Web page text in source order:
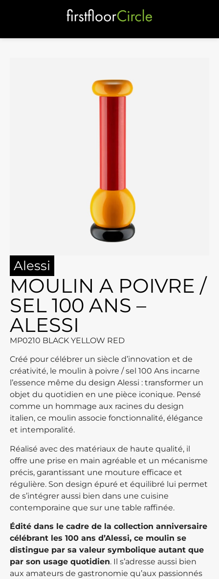
Alessi
MOULIN A POIVRE /
SEL 100 ANS –
ALESSI
MP0210 BLACK YELLOW RED
Créé pour célébrer un siècle d’innovation et de
créativité, le moulin à poivre / sel 100 Ans incarne
l’essence même du design Alessi : transformer un
objet du quotidien en une pièce iconique. Pensé
comme un hommage aux racines du design
italien, ce moulin associe fonctionnalité, élégance
et intemporalité.
Réalisé avec des matériaux de haute qualité, il
offre une prise en main agréable et un mécanisme
précis, garantissant une mouture efficace et
régulière. Son design épuré et équilibré lui permet
de s’intégrer aussi bien dans une cuisine
contemporaine que sur une table raffinée.
Édité dans le cadre de la collection anniversaire
célébrant les 100 ans d’Alessi, ce moulin se
distingue par sa valeur symbolique autant que
par son usage quotidien. Il s’adresse aussi bien
aux amateurs de gastronomie qu’aux passionnés